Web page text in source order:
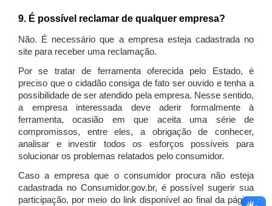
9. É possível reclamar de qualquer empresa?
Não. É necessário que a empresa esteja cadastrada no
site para receber uma reclamação.
Por se tratar de ferramenta oferecida pelo Estado, é
preciso que o cidadão consiga de fato ser ouvido e tenha a
possibilidade de ser atendido pela empresa. Nesse sentido,
a empresa interessada deve aderir formalmente à
ferramenta, ocasião em que aceita uma série de
compromissos, entre eles, a obrigação de conhecer,
analisar e investir todos os esforços possíveis para
solucionar os problemas relatados pelo consumidor.
Caso a empresa que o consumidor procura não esteja
cadastrada no Consumidor.gov.br, é possível sugerir sua
participação, por meio do link disponível ao final da página